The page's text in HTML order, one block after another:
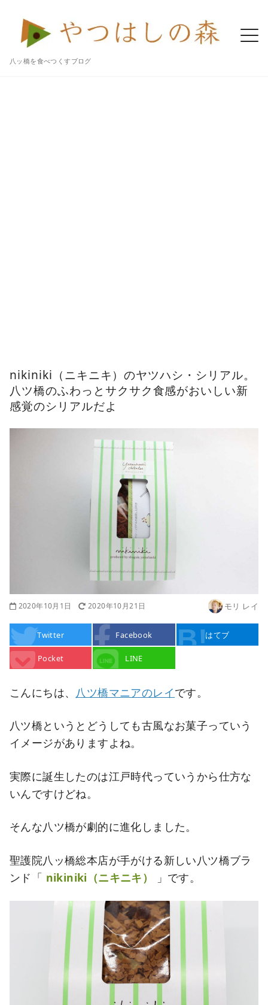
八ッ橋を食べつくすブログ
nikiniki（ニキニキ）のヤツハシ・シリアル。
八ツ橋のふわっとサクサク食感がおいしい新
感覚のシリアルだよ
2020年10月1日 2020年10月21日 モリ レイ
Twitter Facebook はてブ
Pocket LINE
こんにちは、 八ツ橋マニアのレイです。
八ツ橋というとどうしても古風なお菓子っていう
イメージがありますよね。
実際に誕生したのは江戸時代っていうから仕方な
いんですけどね。
そんな八ツ橋が劇的に進化しました。
聖護院八ッ橋総本店が手がける新しい八ツ橋ブラ
ンド「 nikiniki（ニキニキ） 」です。